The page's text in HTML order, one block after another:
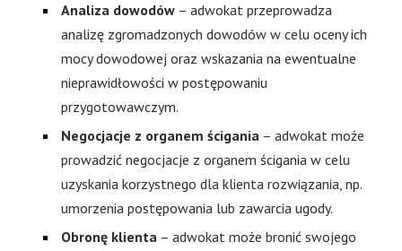
Analiza dowodów– adwokat przeprowadza
analizę zgromadzonych dowodów w celu oceny ich
mocy dowodowej oraz wskazania na ewentualne
nieprawidłowości w postępowaniu
przygotowawczym.
Negocjacje z organem ścigania– adwokat może
prowadzić negocjacje z organem ścigania w celu
uzyskania korzystnego dla klienta rozwiązania, np.
umorzenia postępowania lub zawarcia ugody.
Obronę klienta– adwokat może bronić swojego